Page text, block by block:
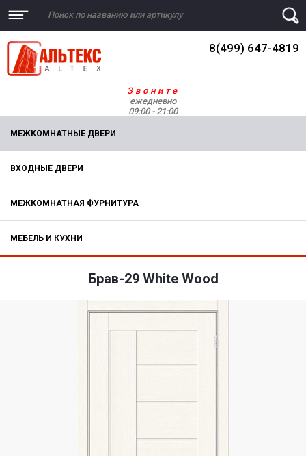
8(499) 647-4819
Звоните
ежедневно
09:00 - 21:00
МЕЖКОМНАТНЫЕ ДВЕРИ
ВХОДНЫЕ ДВЕРИ
МЕЖКОМНАТНАЯ ФУРНИТУРА
МЕБЕЛЬ И КУХНИ
Брав-29 White Wood